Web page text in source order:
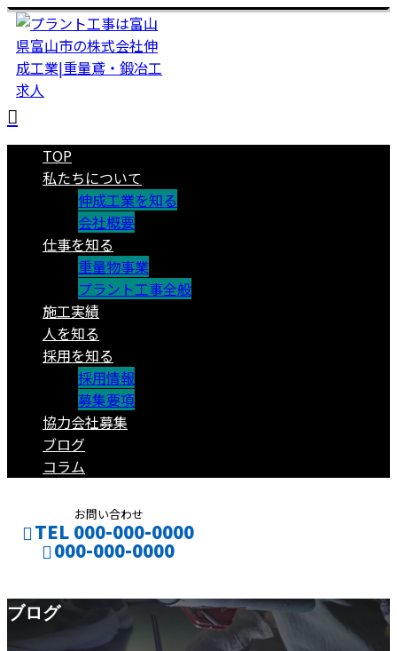
TOP
私たちについて
伸成工業を知る
会社概要
仕事を知る
重量物事業
プラント工事全般
施工実績
人を知る
採用を知る
採用情報
募集要項
協力会社募集
ブログ
コラム
お問い合わせ
TEL 000-000-0000
000-000-0000
ENTRY
CONTACT
ブログ